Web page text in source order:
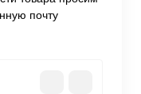
почту